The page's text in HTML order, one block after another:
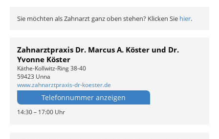
Sie möchten als Zahnarzt ganz oben stehen? Klicken Sie hier.
Zahnarztpraxis Dr. Marcus A. Köster und Dr.
Yvonne Köster
Käthe-Kollwitz-Ring 38-40
59423 Unna
www.zahnarztpraxis-dr-koester.de
Telefonnummer anzeigen
14:30 – 17:00 Uhr